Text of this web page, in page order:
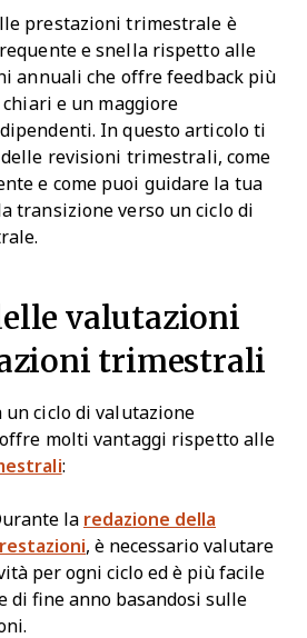
prestazioni trimestrale è
e snella rispetto alle
annuali che offre feedback più
e un maggiore
In questo articolo ti
revisioni trimestrali, come
e come puoi guidare la tua
transizione verso un ciclo di
valutazioni
trimestrali
un ciclo di valutazione
molti vantaggi rispetto alle
:
la redazione della
, è necessario valutare
per ogni ciclo ed è più facile
di fine anno basandosi sulle